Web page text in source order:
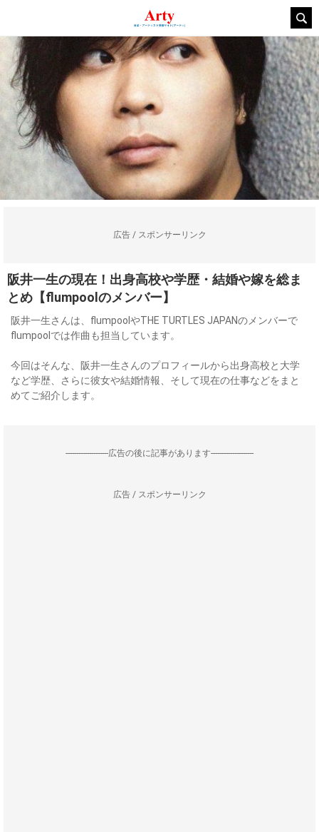
広告 / スポンサーリンク
阪井一生の現在！出身高校や学歴・結婚や嫁を総ま
とめ【flumpoolのメンバー】
阪井一生さんは、flumpoolやTHE TURTLES JAPANのメンバーで
flumpoolでは作曲も担当しています。
今回はそんな、阪井一生さんのプロフィールから出身高校と大学
など学歴、さらに彼女や結婚情報、そして現在の仕事などをまと
めてご紹介します。
--------------------広告の後に記事があります--------------------
広告 / スポンサーリンク